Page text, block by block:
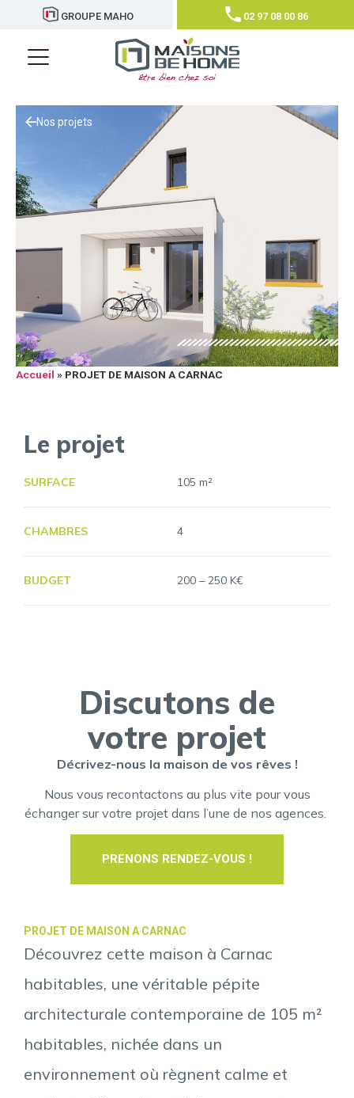
GROUPE MAHO 02 97 08 00 86
Nos projets
Accueil » PROJET DE MAISON A CARNAC
Le projet
SURFACE 105 m²
CHAMBRES 4
BUDGET 200 – 250 K€
Discutons de
votre projet
Décrivez-nous la maison de vos rêves !
Nous vous recontactons au plus vite pour vous
échanger sur votre projet dans l’une de nos agences.
PRENONS RENDEZ-VOUS !
PROJET DE MAISON A CARNAC
Découvrez cette maison à Carnac
habitables, une véritable pépite
architecturale contemporaine de 105 m²
habitables, nichée dans un
environnement où règnent calme et